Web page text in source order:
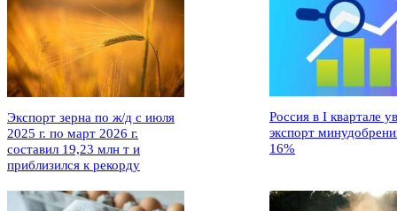
Экспорт зерна по ж/д с июля
2025 г. по март 2026 г.
составил 19,23 млн т и
приблизился к рекорду
Россия в I квартале
экспорт
16%